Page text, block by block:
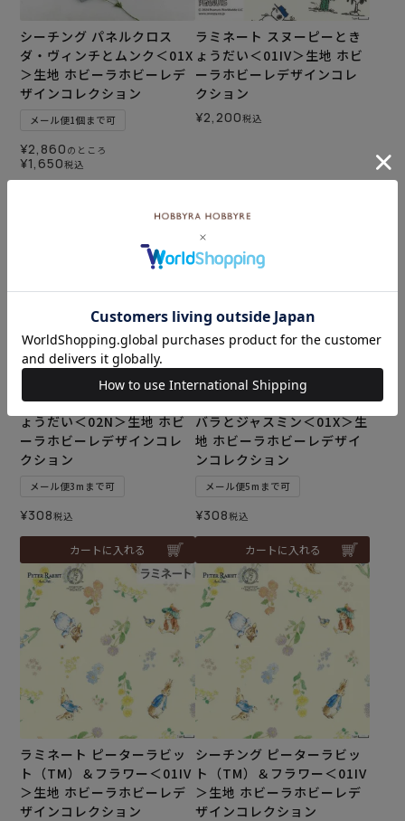
シーチング パネルクロス
ダ・ヴィンチとムンク＜01X
＞生地 ホビーラホビーレデ
ザインコレクション
メール便1個まで可
¥2,860 のところ
¥1,650税込
ラミネート スヌーピーとき
ょうだい＜01IV＞生地 ホビ
ーラホビーレデザインコレ
クション
¥2,200税込
シーチング スヌーピーとき
ょうだい＜02N＞生地 ホビ
ーラホビーレデザインコレ
クション
メール便3mまで可
¥308税込
カートに入れる
コットンローン ルノワール
バラとジャスミン＜01X＞生
地 ホビーラホビーレデザイ
ンコレクション
メール便5mまで可
¥308税込
カートに入れる
ラミネート ピーターラビッ
ト（TM）＆フラワー＜01IV
＞生地 ホビーラホビーレデ
ザインコレクション
シーチング ピーターラビッ
ト（TM）＆フラワー＜01IV
＞生地 ホビーラホビーレデ
ザインコレクション